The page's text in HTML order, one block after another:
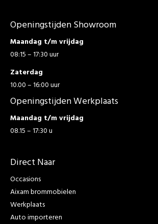
Openingstijden Showroom
Maandag t/m vrijdag
08:15 – 17:30 uur
Zaterdag
10.00 – 16:00 uur
Openingstijden Werkplaats
Maandag t/m vrijdag
08.15 – 17:30 u
Direct Naar
Occasions
Aixam brommobielen
Werkplaats
Auto importeren